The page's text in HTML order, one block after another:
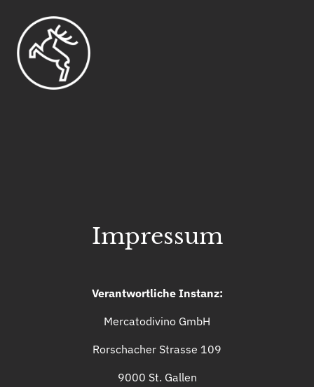
Impressum
Verantwortliche Instanz:
Mercatodivino GmbH
Rorschacher Strasse 109
9000 St. Gallen